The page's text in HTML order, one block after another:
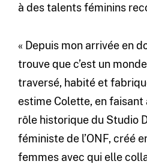
à des talents féminins
« Depuis mon arrivée en
trouve que c’est un
traversé, habité et
estime Colette, en
rôle historique du Studio
féministe de l’ONF, créé
femmes avec qui elle